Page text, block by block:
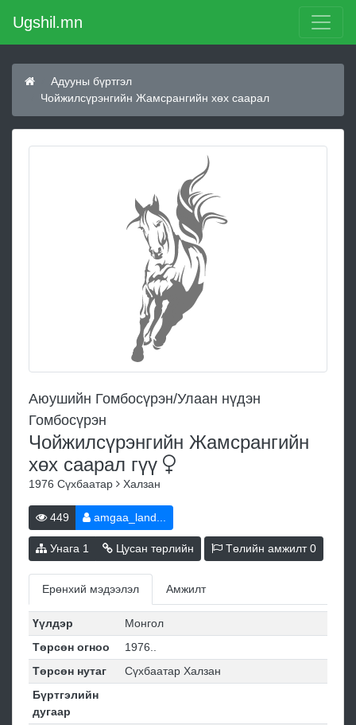
Ugshil.mn
Адууны бүртгэл
Чойжилсүрэнгийн Жамсрангийн хөх саарал
Аюушийн Гомбосүрэн/Улаан нүдэн
Гомбосүрэн
Чойжилсүрэнгийн Жамсрангийн
хөх саарал гүү
1976 Сүхбаатар Халзан
449 amgaa_land...
Унага 1 Цусан төрлийн Төлийн амжилт0
Ерөнхий мэдээлэл Амжилт
Үүлдэр
Монгол
Төрсөн огноо
1976..
Төрсөн нутаг
Сүхбаатар Халзан
Бүртгэлийн
дугаар